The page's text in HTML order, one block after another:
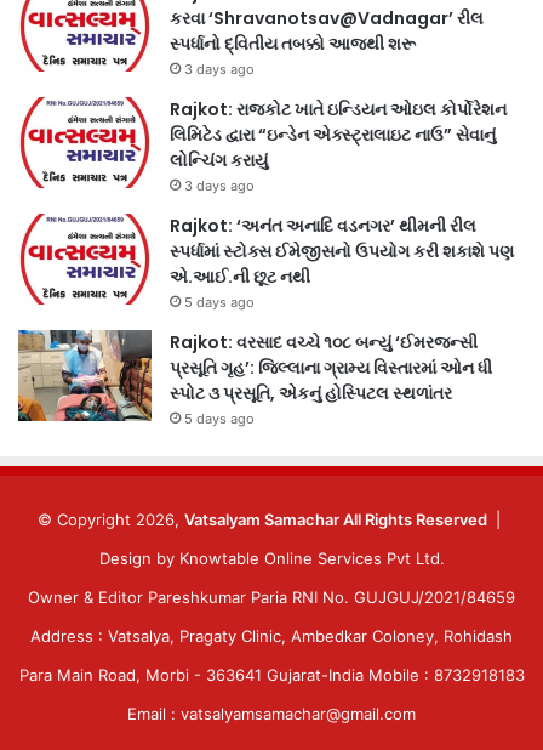
કરવા ‘Shravanotsav@Vadnagar’ રીલ
સ્પર્ધાનો દ્વિતીય તબક્કો આજથી શરૂ
3 days ago
Rajkot: રાજકોટ ખાતે ઇન્ડિયન ઓઇલ કોર્પોરેશન
લિમિટેડ દ્વારા “ઇન્ડેન એક્સ્ટ્રાલાઇટ નાઉ” સેવાનું
લોન્ચિંગ કરાયું
3 days ago
Rajkot: ‘અનંત અનાદિ વડનગર’ થીમની રીલ
સ્પર્ધામાં સ્ટોક્સ ઈમેજીસનો ઉપયોગ કરી શકાશે પણ
એ.આઈ.ની છૂટ નથી
5 days ago
Rajkot: વરસાદ વચ્ચે ૧૦૮ બન્યું ‘ઈમરજન્સી
પ્રસૂતિ ગૃહ’: જિલ્લાના ગ્રામ્ય વિસ્તારમાં ઓન ધી
સ્પોટ ૩ પ્રસૂતિ, એકનું હોસ્પિટલ સ્થળાંતર
5 days ago
© Copyright 2026, Vatsalyam Samachar All Rights Reserved
Design by Knowtable Online Services Pvt Ltd.
Owner & Editor Pareshkumar Paria RNI No. GUJGUJ/2021/84659
Address : Vatsalya, Pragaty Clinic, Ambedkar Coloney, Rohidash
Para Main Road, Morbi - 363641 Gujarat-India Mobile : 8732918183
Email : vatsalyamsamachar@gmail.com